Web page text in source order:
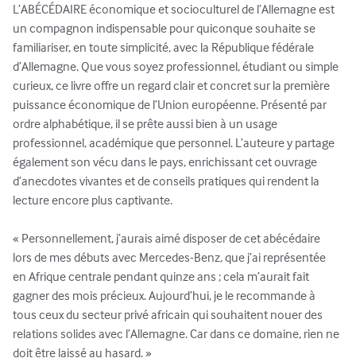
L’ABÉCÉDAIRE économique et socioculturel de l’Allemagne est
un compagnon indispensable pour quiconque souhaite se
familiariser, en toute simplicité, avec la République fédérale
d’Allemagne. Que vous soyez professionnel, étudiant ou simple
curieux, ce livre offre un regard clair et concret sur la première
puissance économique de l’Union européenne. Présenté par
ordre alphabétique, il se prête aussi bien à un usage
professionnel, académique que personnel. L’auteure y partage
également son vécu dans le pays, enrichissant cet ouvrage
d’anecdotes vivantes et de conseils pratiques qui rendent la
lecture encore plus captivante.
« Personnellement, j’aurais aimé disposer de cet abécédaire
lors de mes débuts avec Mercedes-Benz, que j’ai représentée
en Afrique centrale pendant quinze ans ; cela m’aurait fait
gagner des mois précieux. Aujourd’hui, je le recommande à
tous ceux du secteur privé africain qui souhaitent nouer des
relations solides avec l’Allemagne. Car dans ce domaine, rien ne
doit être laissé au hasard. »